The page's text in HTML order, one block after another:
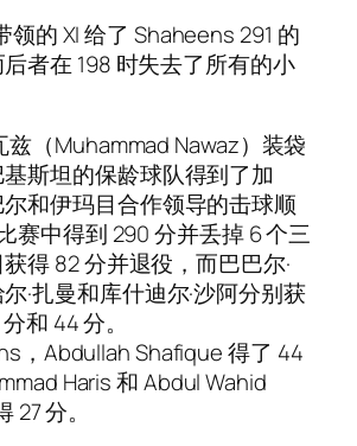
领的 XI 给了 Shaheens 291 的
者在 198 时失去了所有的小
兹（Muhammad Nawaz）装袋
斯坦的保龄球队得到了加
和伊玛目合作领导的击球顺
赛中得到 290 分并丢掉 6 个三
得 82 分并退役，而巴巴尔·
·扎曼和库什迪尔·沙阿分别获
和 44 分。
，Abdullah Shafique 得了 44
Haris 和 Abdul Wahid
27 分。